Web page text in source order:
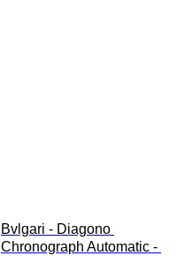
Bvlgari - Diagono
Chronograph Automatic -